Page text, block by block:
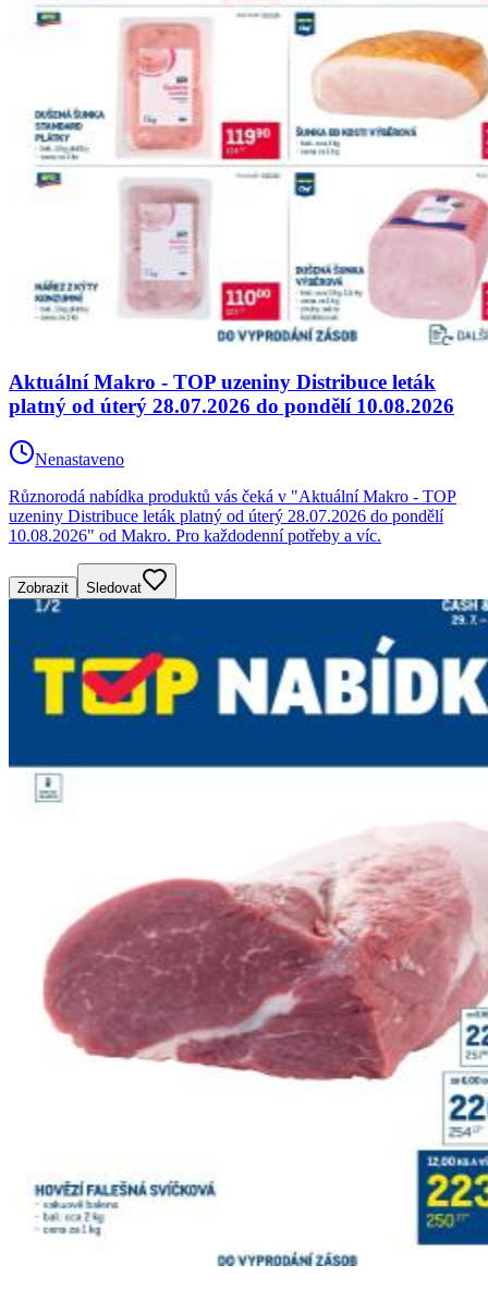
Aktuální Makro - TOP uzeniny Distribuce leták
platný od úterý 28.07.2026 do pondělí 10.08.2026
Nenastaveno
Různorodá nabídka produktů vás čeká v "Aktuální Makro - TOP
uzeniny Distribuce leták platný od úterý 28.07.2026 do pondělí
10.08.2026" od Makro. Pro každodenní potřeby a víc.
Zobrazit Sledovat